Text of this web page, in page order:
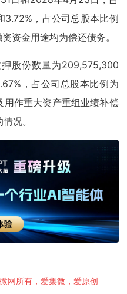
3.72%，占公司总股本比例
资金用途均为偿还债务。
股份数量为209,575,300
，占公司总股本比例为
作重大资产重组业绩补偿
况。
网所有，爱集微，爱原创